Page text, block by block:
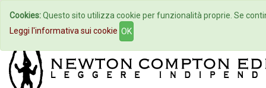
Home Autori Eventi
Cookies:Questo sito utilizza cookie per funzionalità proprie. Se
Leggi l'informativa sui cookie OK